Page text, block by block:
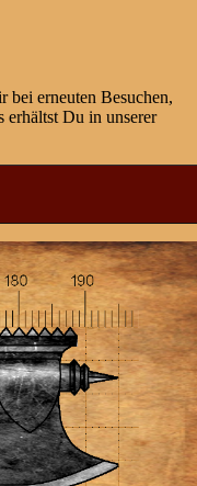
erneuten Besuchen,
erhältst Du in unserer